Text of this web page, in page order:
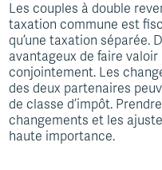
Les couples à double
taxation commune est
qu’une taxation séparée.
avantageux de faire
conjointement. Les
des deux partenaires
de classe d’impôt.
changements et les
haute importance.